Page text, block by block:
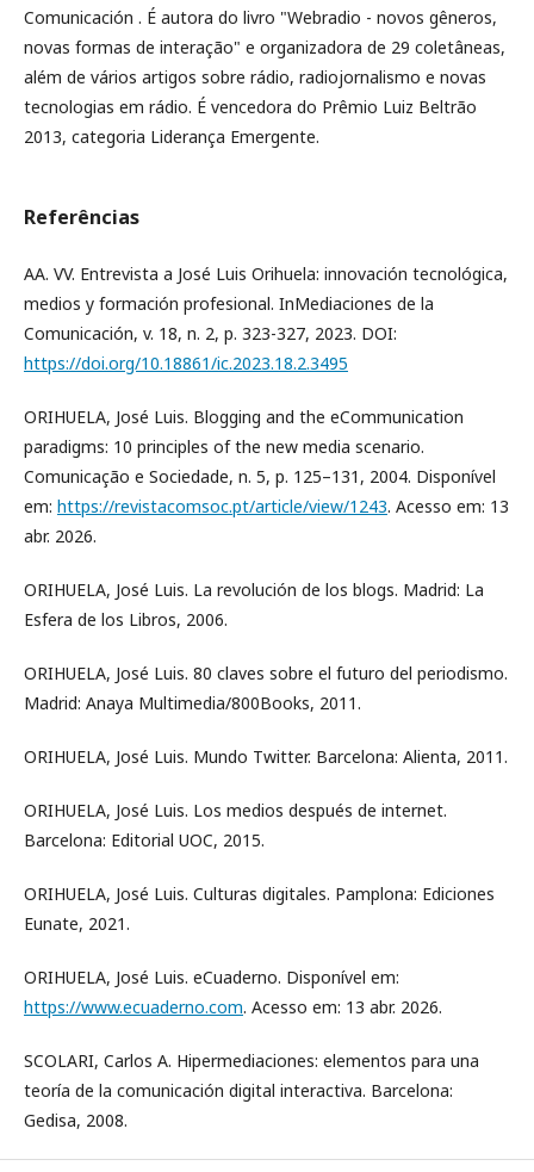
Comunicación . É autora do livro "Webradio - novos gêneros,
novas formas de interação" e organizadora de 29 coletâneas,
além de vários artigos sobre rádio, radiojornalismo e novas
tecnologias em rádio. É vencedora do Prêmio Luiz Beltrão
2013, categoria Liderança Emergente.
Referências
AA. VV. Entrevista a José Luis Orihuela: innovación tecnológica,
medios y formación profesional. InMediaciones de la
Comunicación, v. 18, n. 2, p. 323-327, 2023. DOI:
https://doi.org/10.18861/ic.2023.18.2.3495
ORIHUELA, José Luis. Blogging and the eCommunication
paradigms: 10 principles of the new media scenario.
Comunicação e Sociedade, n. 5, p. 125–131, 2004. Disponível
em: https://revistacomsoc.pt/article/view/1243. Acesso em: 13
abr. 2026.
ORIHUELA, José Luis. La revolución de los blogs. Madrid: La
Esfera de los Libros, 2006.
ORIHUELA, José Luis. 80 claves sobre el futuro del periodismo.
Madrid: Anaya Multimedia/800Books, 2011.
ORIHUELA, José Luis. Mundo Twitter. Barcelona: Alienta, 2011.
ORIHUELA, José Luis. Los medios después de internet.
Barcelona: Editorial UOC, 2015.
ORIHUELA, José Luis. Culturas digitales. Pamplona: Ediciones
Eunate, 2021.
ORIHUELA, José Luis. eCuaderno. Disponível em:
https://www.ecuaderno.com. Acesso em: 13 abr. 2026.
SCOLARI, Carlos A. Hipermediaciones: elementos para una
teoría de la comunicación digital interactiva. Barcelona:
Gedisa, 2008.